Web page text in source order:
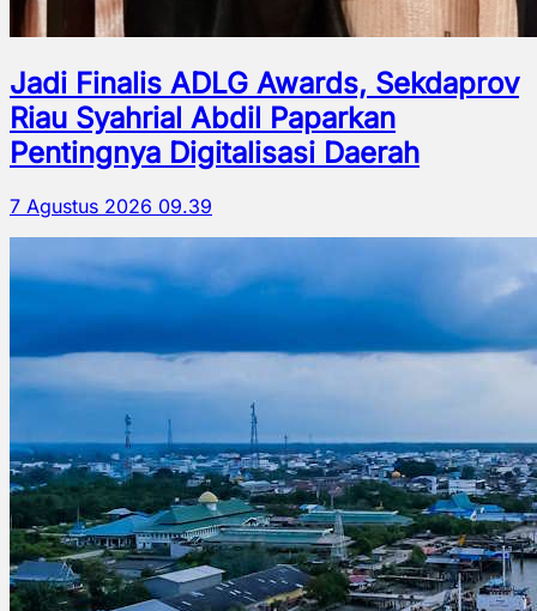
Jadi Finalis ADLG Awards, Sekdaprov
Riau Syahrial Abdil Paparkan
Pentingnya Digitalisasi Daerah
7 Agustus 2026 09.39